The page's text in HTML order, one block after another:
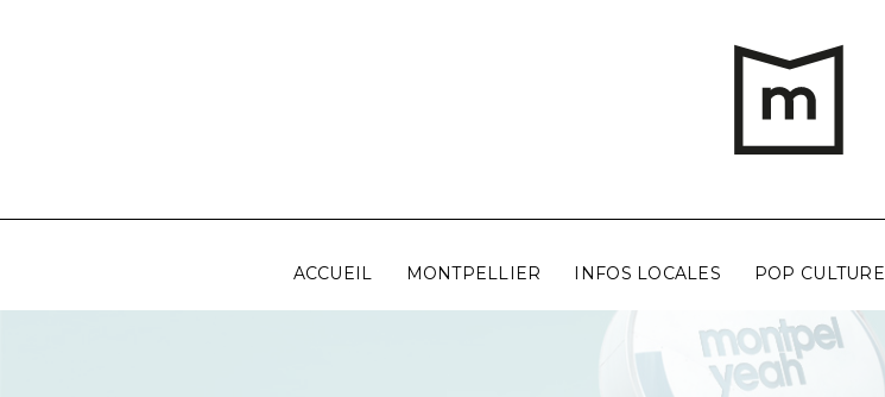
ACCUEIL MONTPELLIER INFOS LOCALES POP CULTURE